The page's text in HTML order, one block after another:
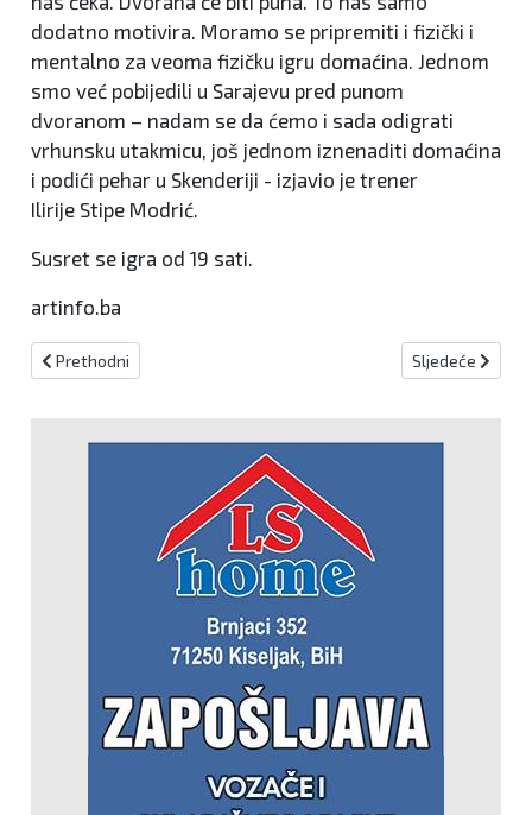
dodatno motivira. Moramo se pripremiti i fizički i
mentalno za veoma fizičku igru domaćina. Jednom
smo već pobijedili u Sarajevu pred punom
dvoranom – nadam se da ćemo i sada odigrati
vrhunsku utakmicu, još jednom iznenaditi domaćina
i podići pehar u Skenderiji - izjavio je trener
Ilirije Stipe Modrić.
Susret se igra od 19 sati.
artinfo.ba
Prethodni članak: Pacersi prvi finalisti istočne konferencije, OKC
Prethodni Sljedeći
Sljedeće